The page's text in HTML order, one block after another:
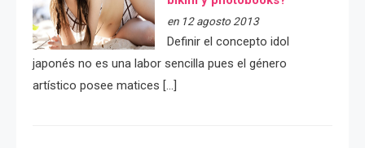
en 12 agosto 2013
Definir el concepto idol
japonés no es una labor sencilla pues el género
artístico posee matices […]